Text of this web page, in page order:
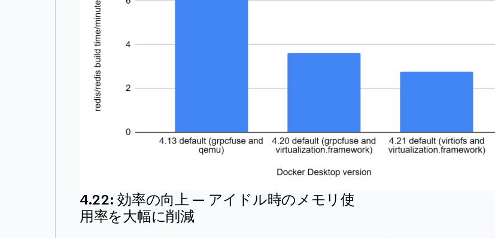
4.22: 効率の向上 — アイドル時のメモリ使
用率を大幅に削減